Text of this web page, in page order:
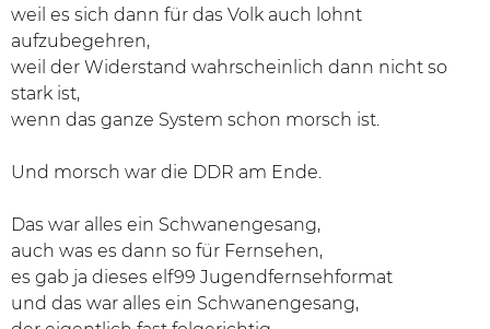
weil es sich dann für das Volk auch lohnt
aufzubegehren,
weil der Widerstand wahrscheinlich dann nicht so
stark ist,
wenn das ganze System schon morsch ist.
Und morsch war die DDR am Ende.
Das war alles ein Schwanengesang,
auch was es dann so für Fernsehen,
es gab ja dieses elf99 Jugendfernsehformat
und das war alles ein Schwanengesang,